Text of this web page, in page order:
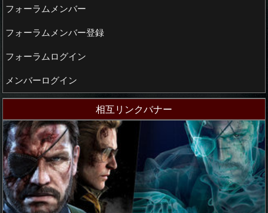
フォーラムメンバー
フォーラムメンバー登録
フォーラムログイン
メンバーログイン
相互リンクバナー